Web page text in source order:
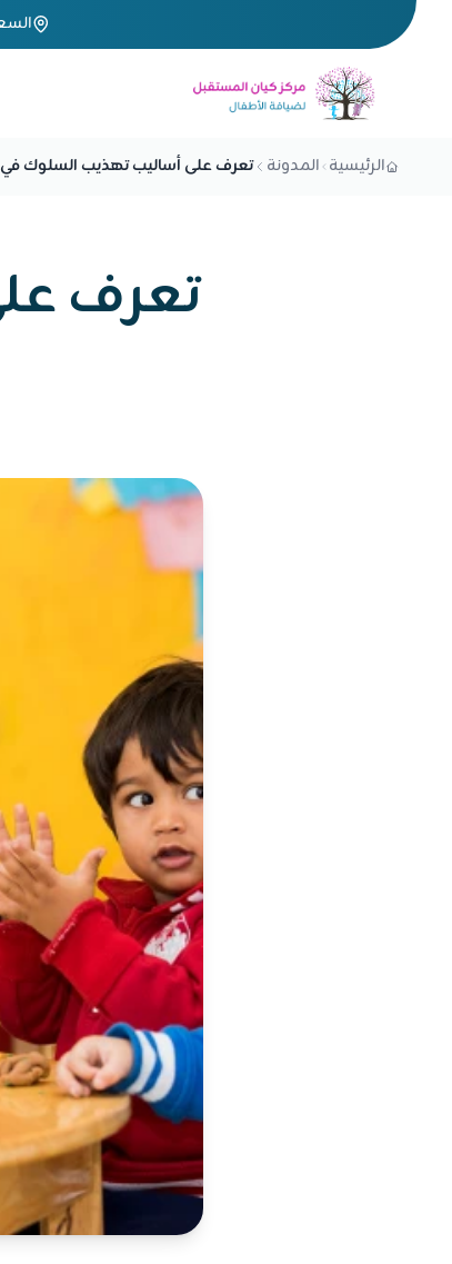
الرئيسية المدونة تعرف على أساليب تهذيب السلوك
تعرف